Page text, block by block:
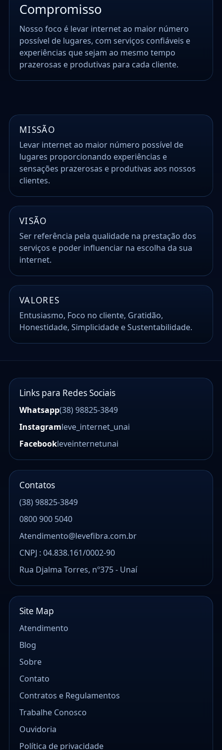
Compromisso
Nosso foco é levar internet ao maior número
possível de lugares, com serviços confiáveis e
experiências que sejam ao mesmo tempo
prazerosas e produtivas para cada cliente.
MISSÃO
Levar internet ao maior número possível de
lugares proporcionando experiências e
sensações prazerosas e produtivas aos nossos
clientes.
VISÃO
Ser referência pela qualidade na prestação dos
serviços e poder influenciar na escolha da sua
internet.
VALORES
Entusiasmo, Foco no cliente, Gratidão,
Honestidade, Simplicidade e Sustentabilidade.
Links para Redes Sociais
Whatsapp(38) 98825-3849
Instagramleve_internet_unai
Facebookleveinternetunai
Contatos
(38) 98825-3849
0800 900 5040
Atendimento@levefibra.com.br
CNPJ : 04.838.161/0002-90
Rua Djalma Torres, nº375 - Unaí
Site Map
Atendimento
Blog
Sobre
Contato
Contratos e Regulamentos
Trabalhe Conosco
Ouvidoria
Política de privacidade